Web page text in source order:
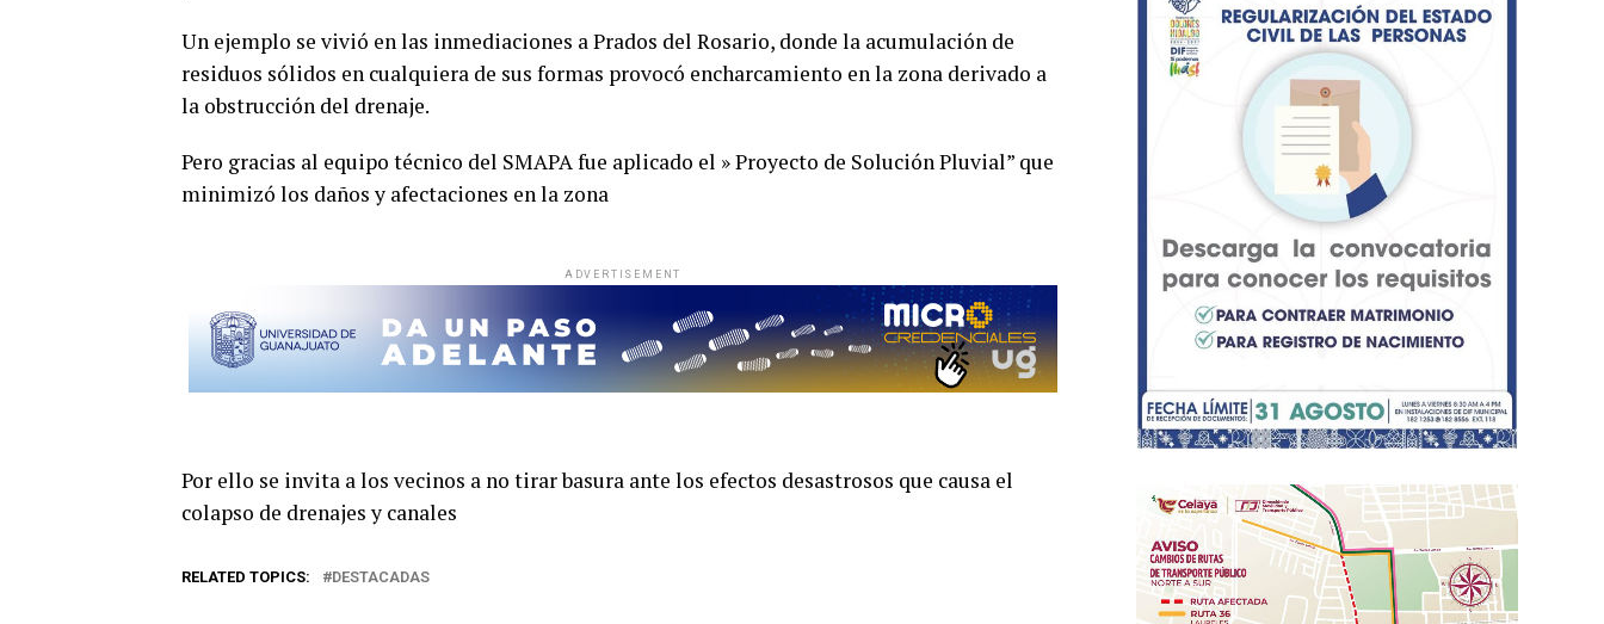
Un ejemplo se vivió en las inmediaciones a Prados del Rosario, donde la acumulación de
residuos sólidos en cualquiera de sus formas provocó encharcamiento en la zona derivado a
la obstrucción del drenaje.
Pero gracias al equipo técnico del SMAPA fue aplicado el » Proyecto de Solución Pluvial” que
minimizó los daños y afectaciones en la zona
ADVERTISEMENT
Por ello se invita a los vecinos a no tirar basura ante los efectos desastrosos que causa el
colapso de drenajes y canales
RELATED TOPICS: DESTACADAS